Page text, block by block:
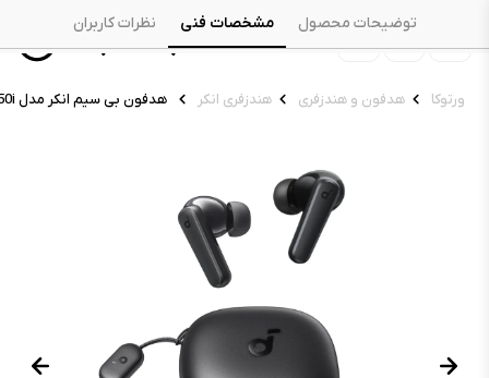
ورتوکا هدفون و هندزفری هندزفری انکر هدفون بی سیم انکر مدل Soundcore R50i
توضیحات محصول مشخصات فنی نظرات کاربران